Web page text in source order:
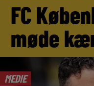
FC
møde
MEDIE